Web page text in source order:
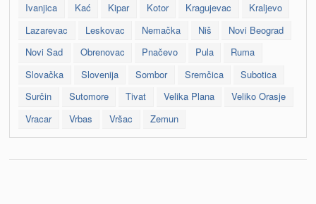
Ivanjica
Kać Kipar Kotor Kragujevac
Kraljevo
Lazarevac
Leskovac Nemačka Niš
Novi Beograd
Novi Sad
Obrenovac Pnačevo Pula
Ruma
Slovačka
Slovenija Sombor Sremčica
Subotica
Surčin
Sutomore Tivat Velika Plana
Veliko Orasje
Vracar
Vrbas Vršac Zemun